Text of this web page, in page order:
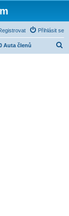
Přihlásit se
Auta členů